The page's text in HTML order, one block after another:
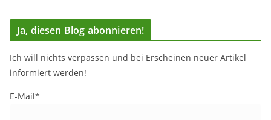
Ja, diesen Blog abonnieren!
Ich will nichts verpassen und bei Erscheinen neuer Artikel
informiert werden!
E-Mail*